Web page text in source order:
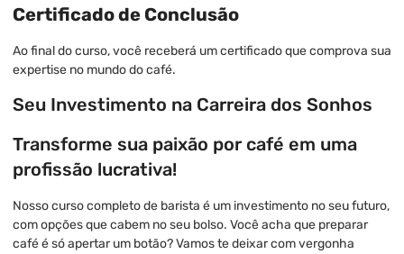
Certificado de Conclusão
Ao final do curso, você receberá um certificado que comprova sua
expertise no mundo do café.
Seu Investimento na Carreira dos Sonhos
Transforme sua paixão por café em uma
profissão lucrativa!
Nosso curso completo de barista é um investimento no seu futuro,
com opções que cabem no seu bolso. Você acha que preparar
café é só apertar um botão? Vamos te deixar com vergonha